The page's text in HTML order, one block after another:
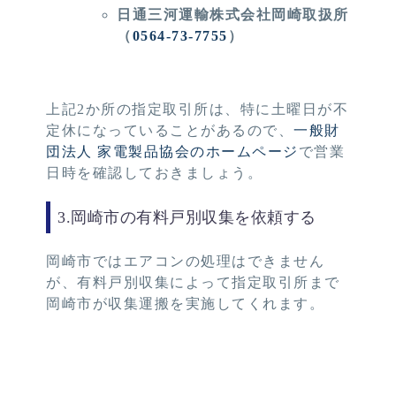
日通三河運輸株式会社岡崎取扱所
（0564-73-7755 ）
上記2か所の指定取引所は、特に土曜日が不
定休になっていることがあるので、 一般財
団法人 家電製品協会のホームページ で営業
日時を確認しておきましょう。
3.岡崎市の有料戸別収集を依頼する
岡崎市ではエアコンの処理はできません
が、有料戸別収集によって指定取引所まで
岡崎市が収集運搬を実施してくれます。